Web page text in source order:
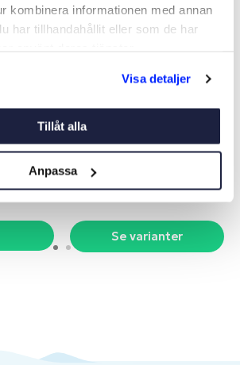
kombinera informationen med annan
har tillhandahållit eller som de har
Visa detaljer
Tillåt alla
Anpassa
F-30-
OFFERANOD
Från 119 kr
Se varianter